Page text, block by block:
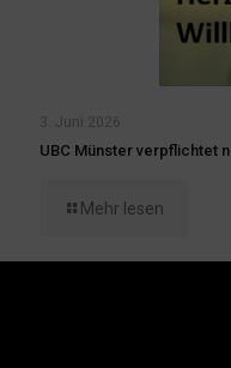
3. Juni 2026
UBC Münster verpflichtet
Mehr lesen